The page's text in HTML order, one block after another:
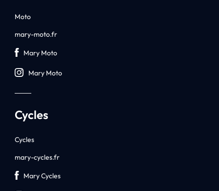
Moto
mary-moto.fr
Mary Moto
Mary Moto
Cycles
Cycles
mary-cycles.fr
Mary Cycles